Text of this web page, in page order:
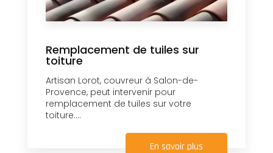
Remplacement de tuiles sur
toiture
Artisan Lorot, couvreur à Salon-de-
Provence, peut intervenir pour
remplacement de tuiles sur votre
toiture....
En savoir plus